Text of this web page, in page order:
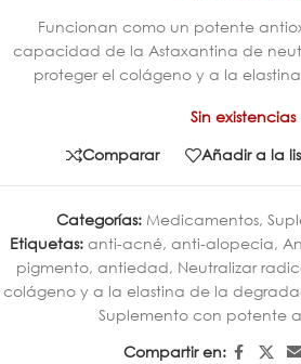
Funcionan como un potente
capacidad de la Astaxantina de
proteger el colágeno y a la
Sin existencias
Comparar
Añadir a la
Categorías: Medicamentos,
Etiquetas: anti-acné, anti-alopecia,
pigmento, antiedad, Neutralizar
colágeno y a la elastina de la
Suplemento con potente
Compartir en: